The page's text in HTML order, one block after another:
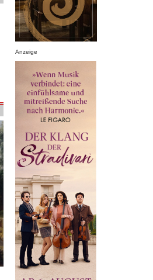
Anzeige